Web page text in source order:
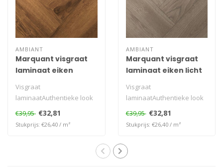
AMBIANT
Marquant visgraat
laminaat eiken
Visgraat
laminaatAuthentieke look
natuurgetrouw
€39,95 €32,81
Stukprijs: €26,40 / m²
AMBIANT
Marquant visgraat
laminaat eiken licht
Visgraat
laminaatAuthentieke look
natuurgetrouw
€39,95 €32,81
Stukprijs: €26,40 / m²